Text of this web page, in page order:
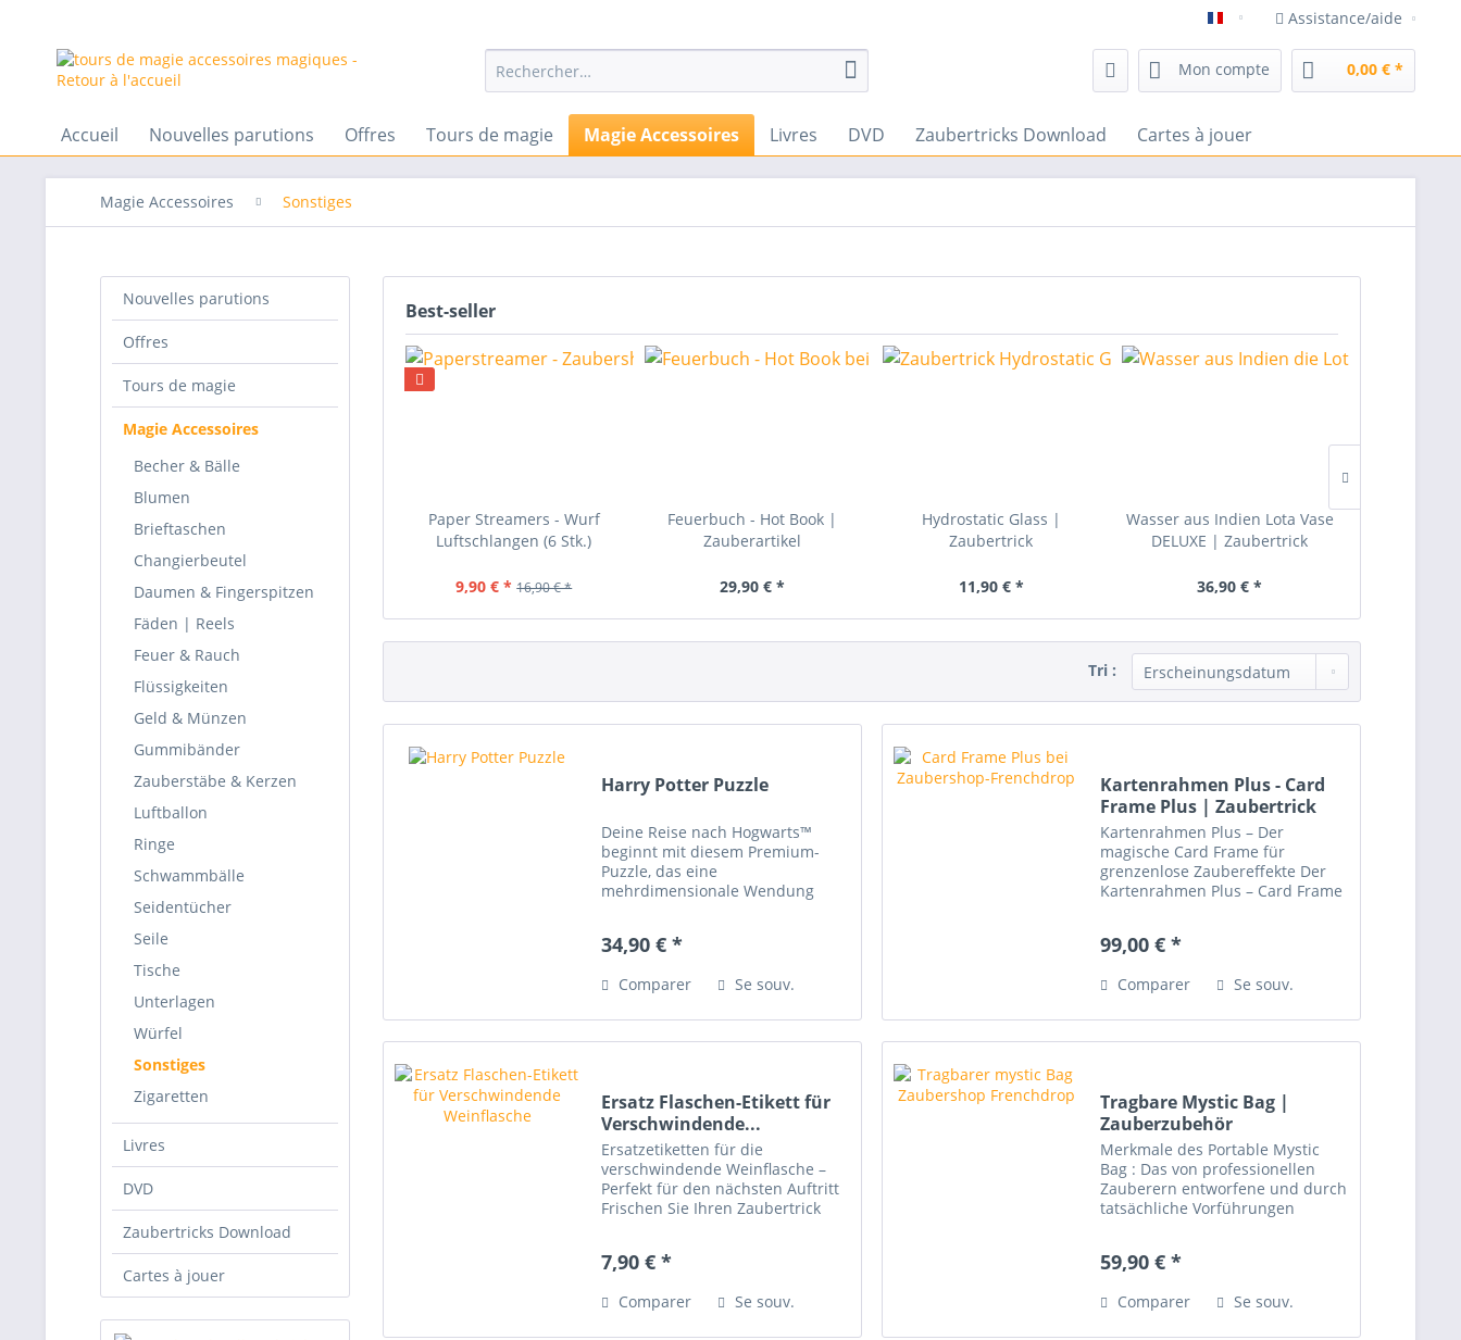
magasin de magie frenchdrop
Assistance/aide
Mon compte 0,00 € *
Accueil Nouvelles parutions Offres Tours de magie Magie Accessoires Livres DVD Zaubertricks Download Cartes à jouer
Magie Accessoires Sonstiges
Nouvelles parutions
Offres
Tours de magie
Magie Accessoires
Becher & Bälle
Blumen
Brieftaschen
Changierbeutel
Daumen & Fingerspitzen
Fäden | Reels
Feuer & Rauch
Flüssigkeiten
Geld & Münzen
Gummibänder
Zauberstäbe & Kerzen
Luftballon
Ringe
Schwammbälle
Seidentücher
Seile
Tische
Unterlagen
Würfel
Sonstiges
Zigaretten
Livres
DVD
Zaubertricks Download
Cartes à jouer
Best-seller
Paper Streamers - Wurf
Luftschlangen (6 Stk.)
9,90 € * 16,90 € *
Feuerbuch - Hot Book |
Zauberartikel
29,90 € *
Hydrostatic Glass |
Zaubertrick
11,90 € *
Wasser aus Indien Lota Vase
DELUXE | Zaubertrick
36,90 € *
Tri :
Harry Potter Puzzle
Deine Reise nach Hogwarts™
beginnt mit diesem Premium-
Puzzle, das eine
mehrdimensionale Wendung
der Zaubererwelt wie nie zuvor
Teile-Puzzle , das...
34,90 € *
Comparer Se souv.
Kartenrahmen Plus - Card
Frame Plus | Zaubertrick
Kartenrahmen Plus – Der
magische Card Frame für
grenzenlose Zaubereffekte Der
Kartenrahmen Plus – Card Frame
keine Grenzen setzt. Ob
oder...
99,00 € *
Comparer Se souv.
Ersatz Flaschen-Etikett für
Verschwindende...
Ersatzetiketten für die
verschwindende Weinflasche –
Perfekt für den nächsten Auftritt
Frischen Sie Ihren Zaubertrick
bleibt Ihre verschwindende
und...
7,90 € *
Comparer Se souv.
Tragbare Mystic Bag |
Zauberzubehör
Merkmale des Portable Mystic
Bag : Das von professionellen
Zauberern entworfene und durch
tatsächliche Vorführungen
Bedarf frei
kombiniert werden...
59,90 € *
Comparer Se souv.